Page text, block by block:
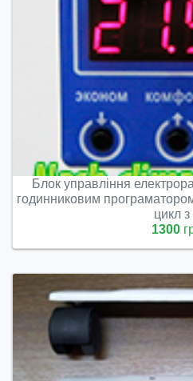
Блок управління
годинниковим
цикл
1300